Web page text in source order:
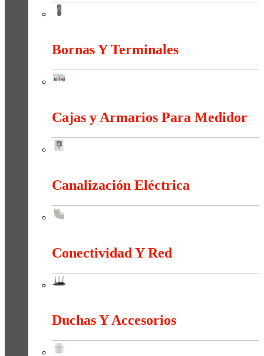
Bornas Y Terminales
Cajas y Armarios Para Medidor
Canalización Eléctrica
Conectividad Y Red
Duchas Y Accesorios